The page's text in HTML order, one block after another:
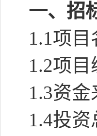
一、招
1.1项目
1.2项目
1.3资金
1.4投资